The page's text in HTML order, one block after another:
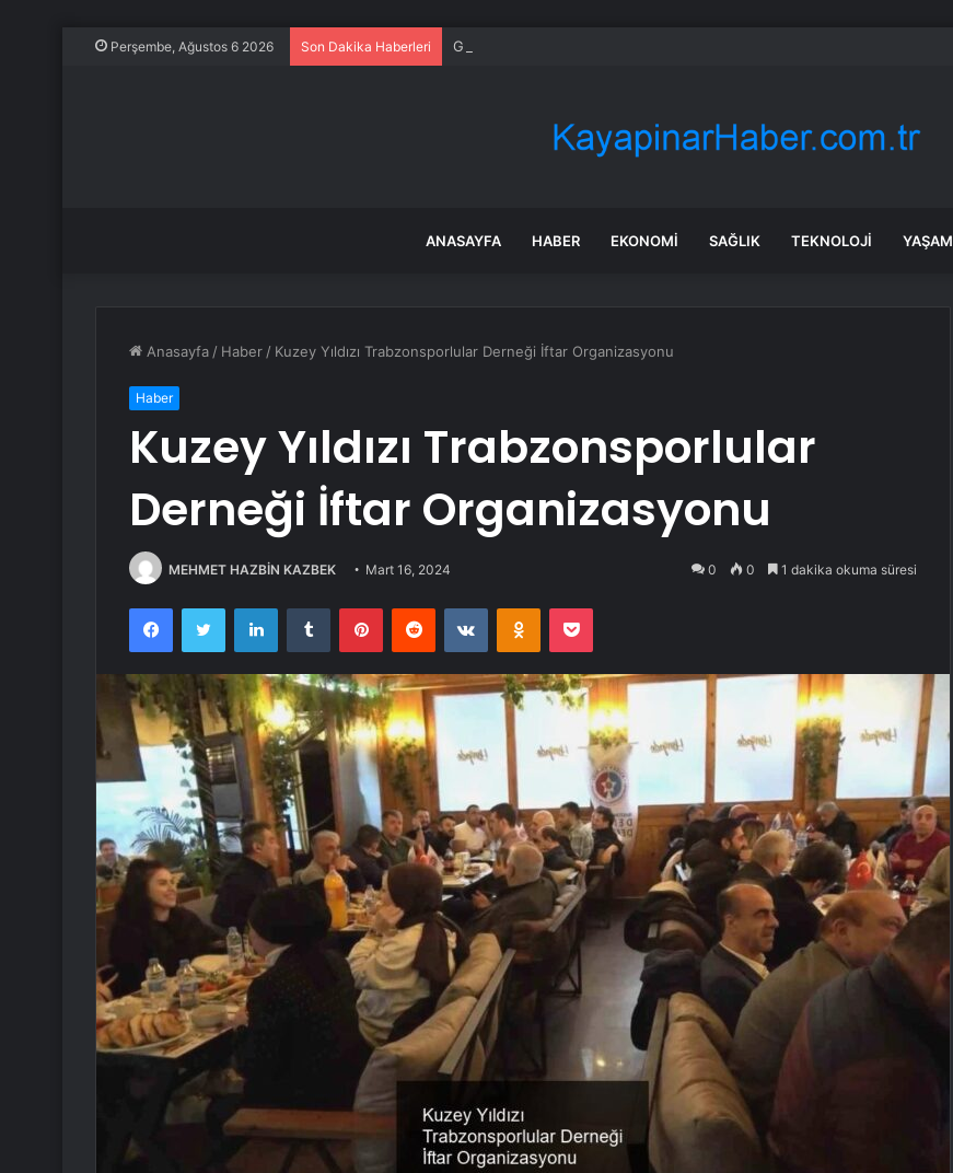
Perşembe, Ağustos 6 2026 Son Dakika Haberleri Gülistan Doku Cinayetinde Yeni Gelişme
ANASAYFA HABER EKONOMI SAĞLIK TEKNOLOJI YAŞAM
Anasayfa / Haber / Kuzey Yıldızı Trabzonsporlular Derneği İftar Organizasyonu
Haber
Kuzey Yıldızı Trabzonsporlular
Derneği İftar Organizasyonu
MEHMET HAZBİN KAZBEK Mart 16, 2024 0 0 1 dakika okuma süresi
FacebookTwitter LinkedInTumblr PinterestReddit VKontakteOdnoklassniki
Pocket